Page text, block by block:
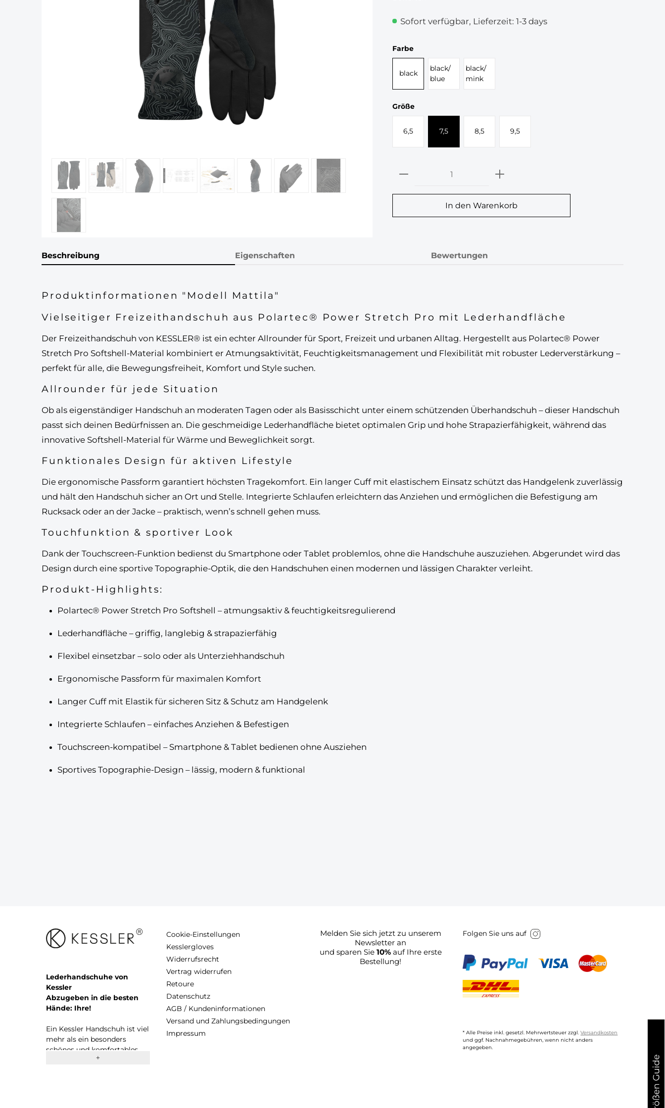
Sofort verfügbar, Lieferzeit: 1-3 days
Farbeauswählen
black
black/
blue
black/
mink
Größeauswählen
6,5 7,5 8,5 9,5
Produkt Anzahl: Gib den gewünschten
In den Warenkorb
Beschreibung Eigenschaften Bewertungen
Produktinformationen "Modell Mattila"
Vielseitiger Freizeithandschuh aus Polartec® Power Stretch Pro mit Lederhandfläche
Der Freizeithandschuh von KESSLER® ist ein echter Allrounder für Sport, Freizeit und urbanen Alltag. Hergestellt aus Polartec® Power
Stretch Pro Softshell-Material kombiniert er Atmungsaktivität, Feuchtigkeitsmanagement und Flexibilität mit robuster Lederverstärkung –
perfekt für alle, die Bewegungsfreiheit, Komfort und Style suchen.
Allrounder für jede Situation
Ob als eigenständiger Handschuh an moderaten Tagen oder als Basisschicht unter einem schützenden Überhandschuh – dieser Handschuh
passt sich deinen Bedürfnissen an. Die geschmeidige Lederhandfläche bietet optimalen Grip und hohe Strapazierfähigkeit, während das
innovative Softshell-Material für Wärme und Beweglichkeit sorgt.
Funktionales Design für aktiven Lifestyle
Die ergonomische Passform garantiert höchsten Tragekomfort. Ein langer Cuff mit elastischem Einsatz schützt das Handgelenk zuverlässig
und hält den Handschuh sicher an Ort und Stelle. Integrierte Schlaufen erleichtern das Anziehen und ermöglichen die Befestigung am
Rucksack oder an der Jacke – praktisch, wenn’s schnell gehen muss.
Touchfunktion & sportiver Look
Dank der Touchscreen-Funktion bedienst du Smartphone oder Tablet problemlos, ohne die Handschuhe auszuziehen. Abgerundet wird das
Design durch eine sportive Topographie-Optik, die den Handschuhen einen modernen und lässigen Charakter verleiht.
Produkt-Highlights:
Polartec® Power Stretch Pro Softshell – atmungsaktiv & feuchtigkeitsregulierend
Lederhandfläche – griffig, langlebig & strapazierfähig
Flexibel einsetzbar – solo oder als Unterziehhandschuh
Ergonomische Passform für maximalen Komfort
Langer Cuff mit Elastik für sicheren Sitz & Schutz am Handgelenk
Integrierte Schlaufen – einfaches Anziehen & Befestigen
Touchscreen-kompatibel – Smartphone & Tablet bedienen ohne Ausziehen
Sportives Topographie-Design – lässig, modern & funktional
Melden Sie sich jetzt zu unserem
Newsletter an
und sparen Sie 10%auf Ihre erste
Bestellung!
Lederhandschuhe von
Kessler
Abzugeben in die besten
Hände: Ihre!
Ein Kessler Handschuh ist viel
mehr als ein besonders
schönes und komfortables
Accessoire. Seit 1923 stehen
Cookie-Einstellungen
Kesslergloves
Widerrufsrecht
Vertrag widerrufen
Retoure
Datenschutz
AGB / Kundeninformationen
Versand und Zahlungsbedingungen
Impressum
Folgen Sie uns auf
* Alle Preise inkl. gesetzl. Mehrwertsteuer zzgl.Versandkosten
und ggf. Nachnahmegebühren, wenn nicht anders
angegeben.